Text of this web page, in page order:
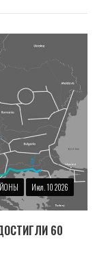
Июл. 10 2026
60